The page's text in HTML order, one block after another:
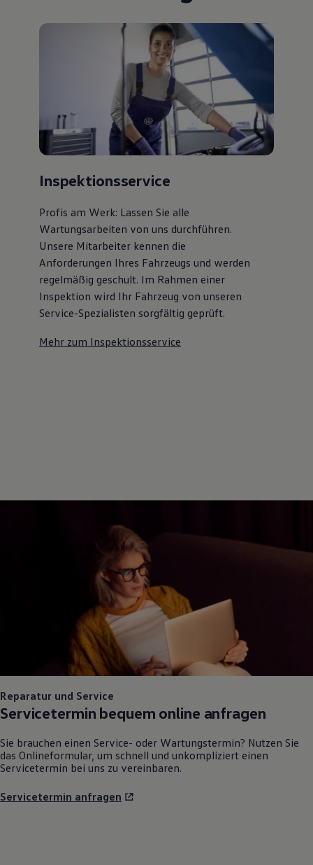
Inspektionsservice
Profis am Werk: Lassen Sie alle
Wartungsarbeiten von uns durchführen.
Unsere Mitarbeiter kennen die
Anforderungen Ihres Fahrzeugs und werden
regelmäßig geschult. Im Rahmen einer
Inspektion wird Ihr Fahrzeug von unseren
Service-Spezialisten sorgfältig geprüft.
Mehr zum Inspektionsservice
Reparatur und Service
Servicetermin bequem online anfragen
Sie brauchen einen Service- oder Wartungstermin? Nutzen Sie
das Onlineformular, um schnell und unkompliziert einen
Servicetermin bei uns zu vereinbaren.
Servicetermin anfragen